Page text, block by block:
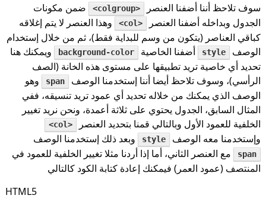
سوف تلاحظ أننا أضفنا العنصر <colgroup>
ضمن مكونات
الجدول وبداخله أضفنا العنصر
<col>
وهذا العنصر لا يتم إغلاقه
كباقي العناصر (يتكون من وسم للبداية فقط)، ثم من خلال إستخدام
الوصف
style أضفنا الخاصية background-color
ويمكنك هنا
تحديد أي خاصية تريد تطبيقها على مستوى هذه الخانة (الصف
الرأسي)، وسوف تلاحظ أيضا أننا إستخدمنا الوصف
span
وهو
الوصف الذي يمكنك من خلاله تحديد أي عمود تريد تنسيقه، ففي
المثال السابق، الجدول يحتوي على ثلاثة أعمدة، ونحن نريد تغيير
الخلفية للعمود الأول وبالتالي قمنا بتحديد العنصر
<col>
وإستخدمنا معه الوصف style وبعد ذلك إستخدمنا الوصف
span
مع العنصر الثاني، أما إذا أردنا مثلا تغيير الخلفية للعمود في
المنتصف (عمود العمر) فيمكنك إعادة كتابة الكود كالتالي
HTML5